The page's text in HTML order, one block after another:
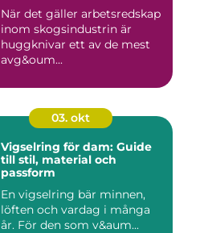
När det gäller arbetsredskap
inom skogsindustrin är
huggknivar ett av de mest
avg&oum...
03. okt
Vigselring för dam: Guide
till stil, material och
passform
En vigselring bär minnen,
löften och vardag i många
år. För den som v&aum...